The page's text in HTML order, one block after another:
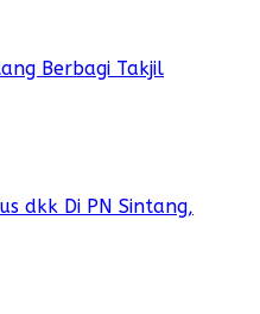
Berbagi Takjil
dkk Di PN Sintang,